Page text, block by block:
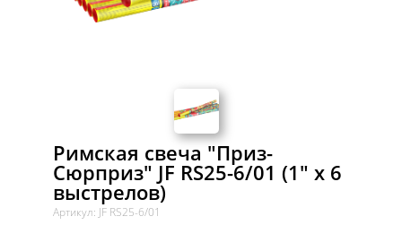
Артикул: JF RS25-6/01
Римская свеча "Приз-
Сюрприз" JF RS25-6/01 (1" х 6
выстрелов)